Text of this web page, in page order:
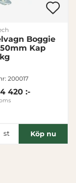
Visa detaljer
Boggie
Kap
200017
4 420 :-
st Köp nu